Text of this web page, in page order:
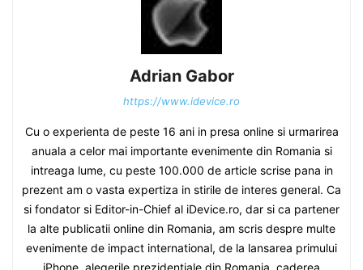
Adrian Gabor
https://www.idevice.ro
Cu o experienta de peste 16 ani in presa online si urmarirea
anuala a celor mai importante evenimente din Romania si
intreaga lume, cu peste 100.000 de article scrise pana in
prezent am o vasta expertiza in stirile de interes general. Ca
si fondator si Editor-in-Chief al iDevice.ro, dar si ca partener
la alte publicatii online din Romania, am scris despre multe
evenimente de impact international, de la lansarea primului
iPhone, alegerile prezidentiale din Romania, caderea